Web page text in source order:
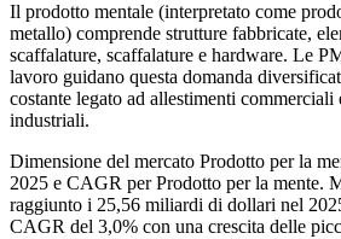
Il prodotto mentale (interpretato come
metallo) comprende strutture fabbricate,
scaffalature, scaffalature e hardware. Le
lavoro guidano questa domanda
costante legato ad allestimenti commerciali
industriali.
Dimensione del mercato Prodotto per la
2025 e CAGR per Prodotto per la mente.
raggiunto i 25,56 miliardi di dollari nel
CAGR del 3,0% con una crescita delle